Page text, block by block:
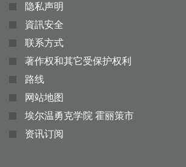
隐私声明
資訊安全
联系方式
著作权和其它受保护权利
路线
网站地图
埃尔温勇克学院 霍丽策市
资讯订阅